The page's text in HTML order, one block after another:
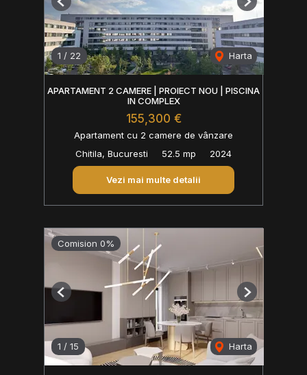
1 / 22 Harta
Previous Next
APARTAMENT 2 CAMERE | PROIECT NOU | PISCINA
IN COMPLEX
155,300 €
Apartament cu 2 camere de vânzare
Chitila, Bucuresti
52.5 mp 2024
Vezi mai multe detalii
Comision 0%
1 / 15 Harta
Previous Next